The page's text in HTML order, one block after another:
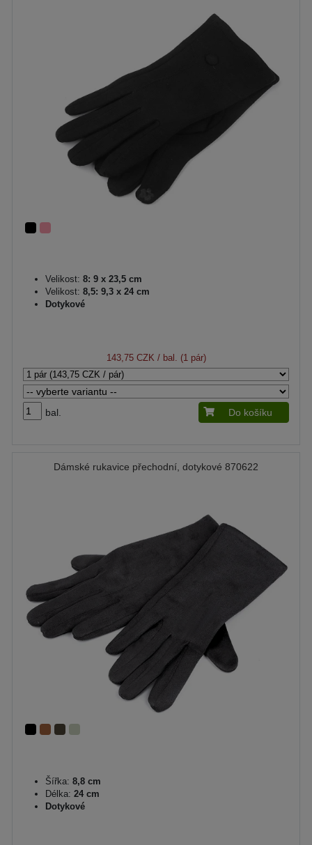
Velikost: 8: 9 x 23,5 cm
Velikost: 8,5: 9,3 x 24 cm
Dotykové
143,75 CZK / bal. (1 pár)
bal. Do košíku
Dámské rukavice přechodní, dotykové 870622
Šířka: 8,8 cm
Délka: 24 cm
Dotykové